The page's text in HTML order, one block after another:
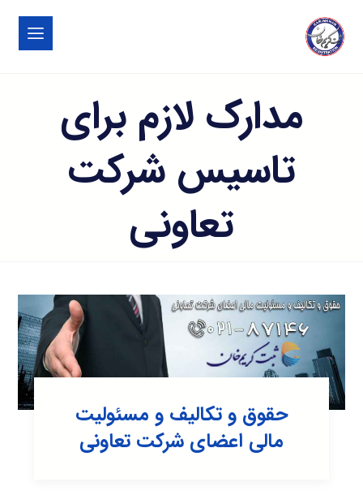
مدارک لازم برای
تاسیس شرکت
تعاونی
حقوق و تکالیف و مسئولیت
مالی اعضای شرکت تعاونی